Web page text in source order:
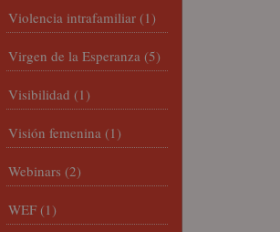
Violencia intrafamiliar (1)
Virgen de la Esperanza (5)
Visibilidad (1)
Visión femenina (1)
Webinars (2)
WEF (1)